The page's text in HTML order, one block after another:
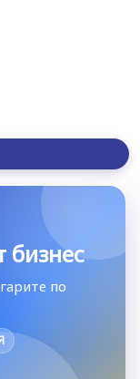
бизнес
по